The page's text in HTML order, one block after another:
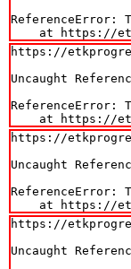
ReferenceError:
at https://
https://
Uncaught
ReferenceError:
at https://
https://
Uncaught
ReferenceError:
at https://
https://
Uncaught